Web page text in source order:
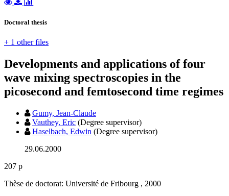
Doctoral thesis
+ 1 other files
Developments and applications of four
wave mixing spectroscopies in the
picosecond and femtosecond time regimes
Gumy, Jean-Claude
Vauthey, Eric (Degree supervisor)
Haselbach, Edwin (Degree supervisor)
29.06.2000
207 p
Thèse de doctorat: Université de Fribourg , 2000